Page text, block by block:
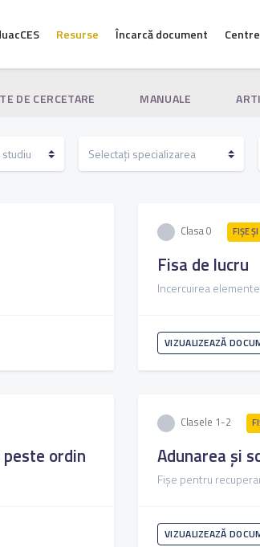
Resurse Încarcă document
DE CERCETARE MANUALE
Clasa 0 FIŞE
Fisa de lucru
Incercuirea
VIZUALIZEAZĂ
ordin
Clasele 1-2
Adunarea și
Fișe pentru
VIZUALIZEAZĂ